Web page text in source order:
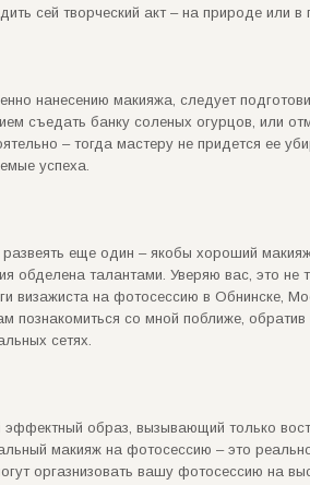
сей творческий акт – на природе или
нанесению макияжа, следует
съедать банку соленых огурцов, или
– тогда мастеру не придется ее
успеха.
еще один – якобы хороший
обделена талантами. Уверяю вас, это не
визажиста на фотосессию в Обнинске,
познакомиться со мной поближе,
сетях.
эффектный образ, вызывающий только
макияж на фотосессию – это
оргазнизовать вашу фотосессию на